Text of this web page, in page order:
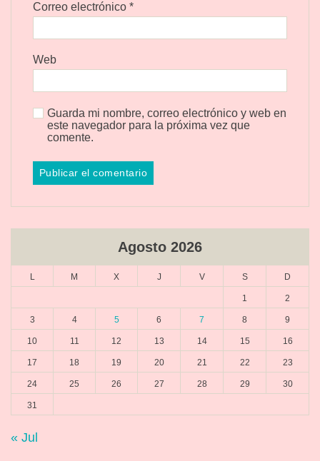
Correo electrónico *
Web
Guarda mi nombre, correo electrónico y web en
este navegador para la próxima vez que
comente.
Agosto 2026
L M X J V S D
1 2
3 4 5 6 7 8 9
10 11 12 13 14 15 16
17 18 19 20 21 22 23
24 25 26 27 28 29 30
31
« Jul